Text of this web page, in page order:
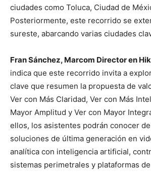
ciudades como Toluca, Ciudad de
Posteriormente, este recorrido se
sureste, abarcando varias ciudades
Fran Sánchez, Marcom Director en
indica que este recorrido invita a
clave que resumen la propuesta de
Ver con Más Claridad, Ver con Más
Mayor Amplitud y Ver con Mayor
ellos, los asistentes podrán conocer
soluciones de última generación en
analítica con inteligencia artificial,
sistemas perimetrales y plataformas